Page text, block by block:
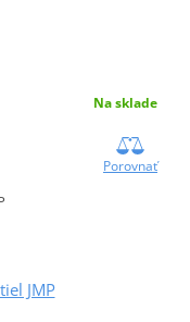
Na sklade
Porovnať
JMP